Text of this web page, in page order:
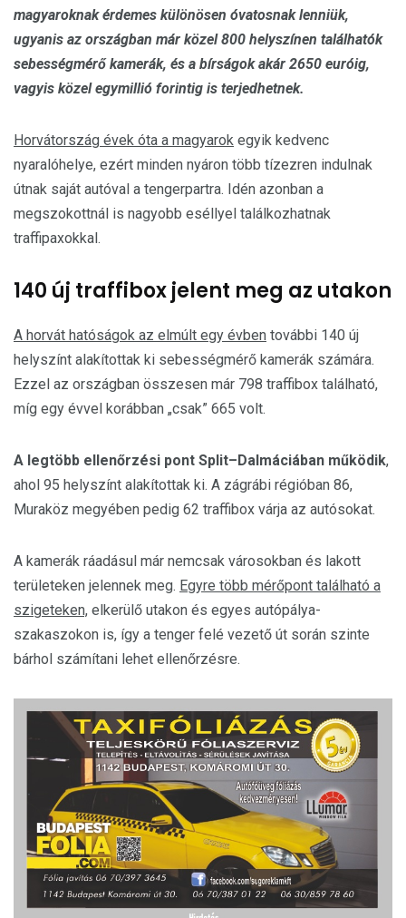
magyaroknak érdemes különösen óvatosnak lenniük,
ugyanis az országban már közel 800 helyszínen találhatók
sebességmérő kamerák, és a bírságok akár 2650 euróig,
vagyis közel egymillió forintig is terjedhetnek.
Horvátország évek óta a magyarok egyik kedvenc
nyaralóhelye, ezért minden nyáron több tízezren indulnak
útnak saját autóval a tengerpartra. Idén azonban a
megszokottnál is nagyobb eséllyel találkozhatnak
traffipaxokkal.
140 új traffibox jelent meg az utakon
A horvát hatóságok az elmúlt egy évben további 140 új
helyszínt alakítottak ki sebességmérő kamerák számára.
Ezzel az országban összesen már 798 traffibox található,
míg egy évvel korábban „csak” 665 volt.
A legtöbb ellenőrzési pont Split–Dalmáciában működik,
ahol 95 helyszínt alakítottak ki. A zágrábi régióban 86,
Muraköz megyében pedig 62 traffibox várja az autósokat.
A kamerák ráadásul már nemcsak városokban és lakott
területeken jelennek meg. Egyre több mérőpont található a
szigeteken, elkerülő utakon és egyes autópálya-
szakaszokon is, így a tenger felé vezető út során szinte
bárhol számítani lehet ellenőrzésre.